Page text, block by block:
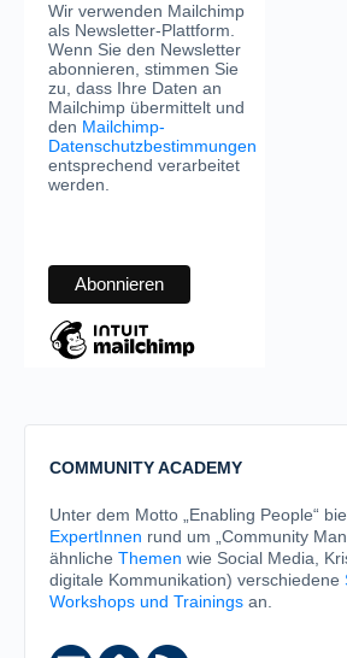
Wir verwenden Mailchimp
als Newsletter-Plattform.
Wenn Sie den Newsletter
abonnieren, stimmen Sie
zu, dass Ihre Daten an
Mailchimp übermittelt und
den Mailchimp-
Datenschutzbestimmungen
entsprechend verarbeitet
werden.
COMMUNITY ACADEMY
Unter dem Motto „Enabling People“
ExpertInnen rund um „Community
ähnliche Themen wie Social Media,
digitale Kommunikation) verschiedene
Workshops und Trainings an.